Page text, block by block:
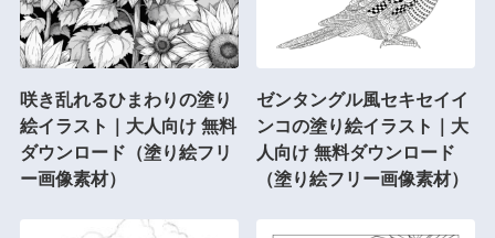
咲き乱れるひまわりの塗り
絵イラスト｜大人向け 無料
ダウンロード（塗り絵フリ
ー画像素材）
ゼンタングル風セキセイイ
ンコの塗り絵イラスト｜大
人向け 無料ダウンロード
（塗り絵フリー画像素材）